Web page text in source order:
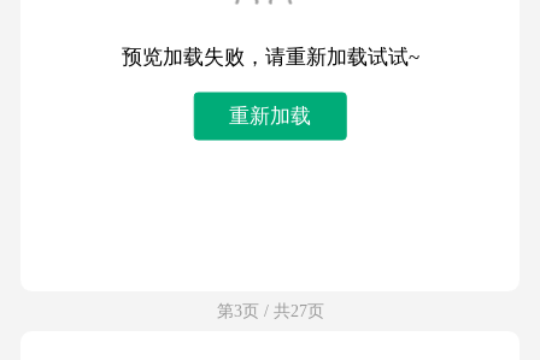
预览加载失败，请重新加载试试~
重新加载
第3页 / 共27页